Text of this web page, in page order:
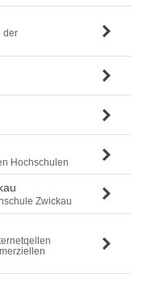
der
Hochschulen
Zwickau